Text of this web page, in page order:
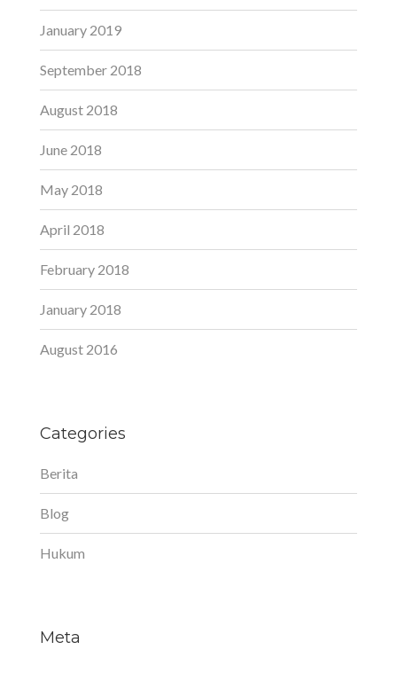
January 2019
September 2018
August 2018
June 2018
May 2018
April 2018
February 2018
January 2018
August 2016
Categories
Berita
Blog
Hukum
Meta